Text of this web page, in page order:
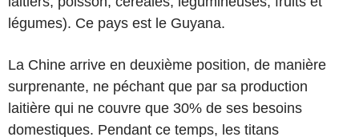
légumes). Ce pays est le Guyana.
La Chine arrive en deuxième position, de manière
surprenante, ne péchant que par sa production
laitière qui ne couvre que 30% de ses besoins
domestiques. Pendant ce temps, les titans